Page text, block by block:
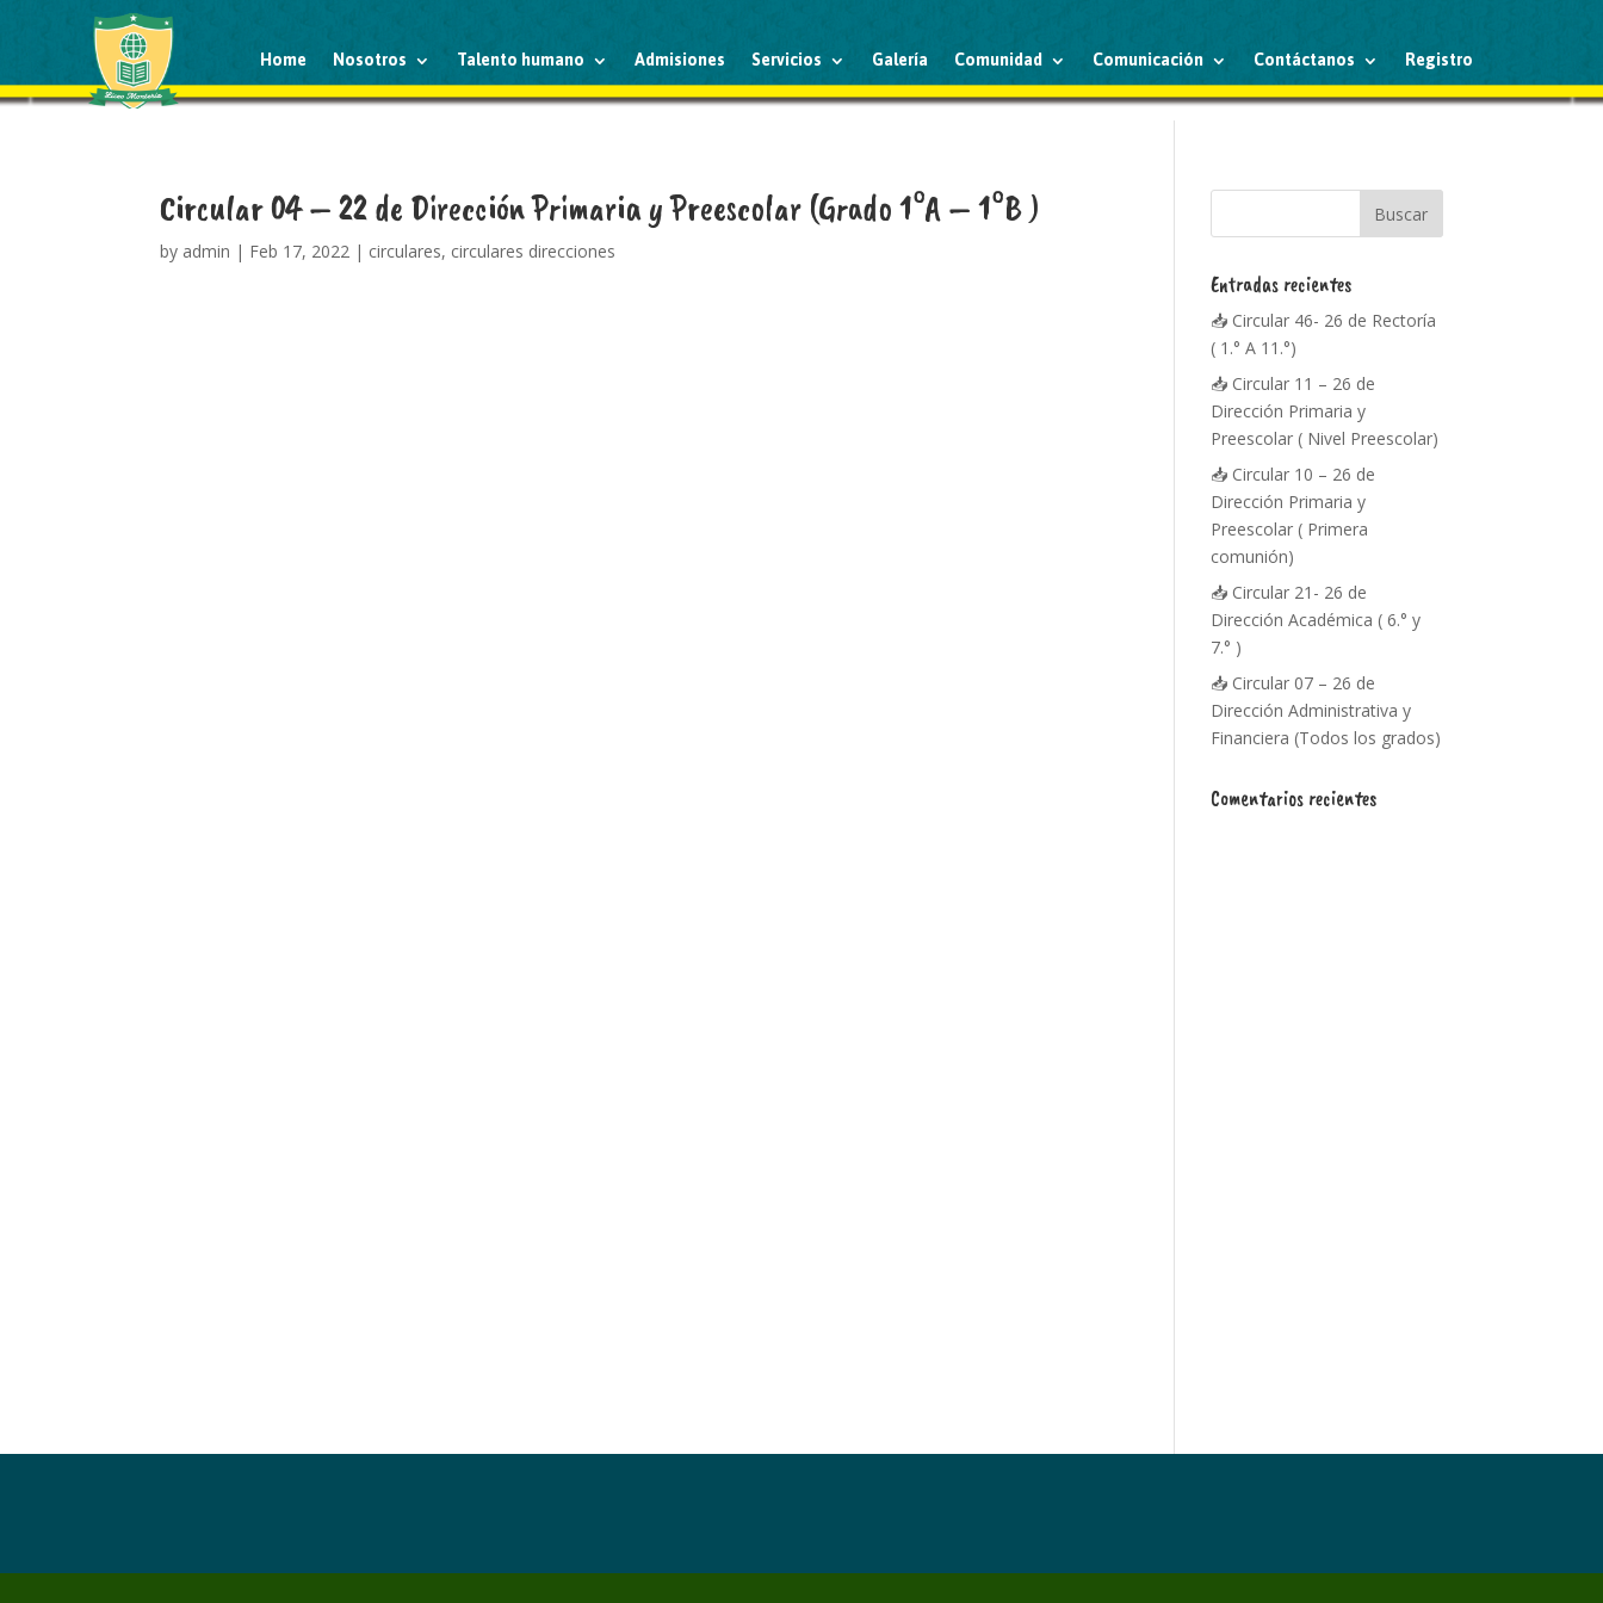
Home Nosotros Talento humano Admisiones Servicios Galería Comunidad Comunicación Contáctanos Registro
Circular 04 – 22 de Dirección Primaria y Preescolar (Grado 1°A – 1°B )
by admin | Feb 17, 2022 | circulares, circulares direcciones
Entradas recientes
📥 Circular 46- 26 de Rectoría
( 1.° A 11.°)
📥 Circular 11 – 26 de
Dirección Primaria y
Preescolar ( Nivel Preescolar)
📥 Circular 10 – 26 de
Dirección Primaria y
Preescolar ( Primera
comunión)
📥 Circular 21- 26 de
Dirección Académica ( 6.° y
7.° )
📥 Circular 07 – 26 de
Dirección Administrativa y
Financiera (Todos los grados)
Comentarios recientes